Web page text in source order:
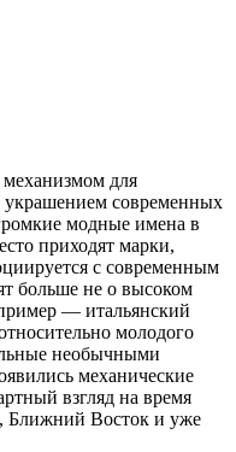
механизмом для
современных
модные имена в
приходят марки,
с современным
больше не о высоком
— итальянский
молодого
необычными
механические
взгляд на время
Ближний Восток и уже